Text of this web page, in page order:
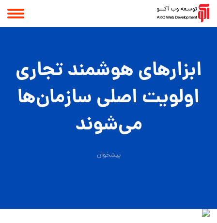
ابزارهای هوشمند تجاری
اولویت اصلی سازمان‌ها
می‌شوند
پیشخوان